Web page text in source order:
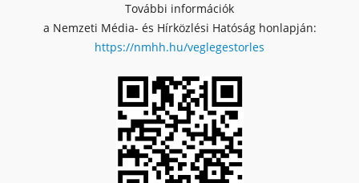
További információk
a Nemzeti Média- és Hírközlési Hatóság honlapján:
https://nmhh.hu/veglegestorles